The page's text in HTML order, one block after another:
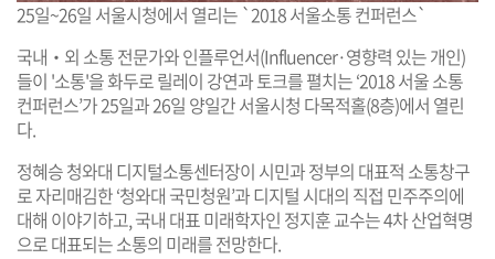
25일~26일 서울시청에서 열리는 `2018 서울소통 컨퍼런스`
국내‧외 소통 전문가와 인플루언서(Influencer·영향력 있는 개인)
들이 '소통'을 화두로 릴레이 강연과 토크를 펼치는 ‘2018 서울 소통
컨퍼런스’가 25일과 26일 양일간 서울시청 다목적홀(8층)에서 열린
다.
정혜승 청와대 디지털소통센터장이 시민과 정부의 대표적 소통창구
로 자리매김한 ‘청와대 국민청원’과 디지털 시대의 직접 민주주의에
대해 이야기하고, 국내 대표 미래학자인 정지훈 교수는 4차 산업혁명
으로 대표되는 소통의 미래를 전망한다.